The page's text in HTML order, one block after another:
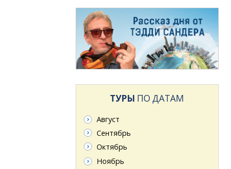
ТУРЫ ПО ДАТАМ
Август
Сентябрь
Октябрь
Ноябрь